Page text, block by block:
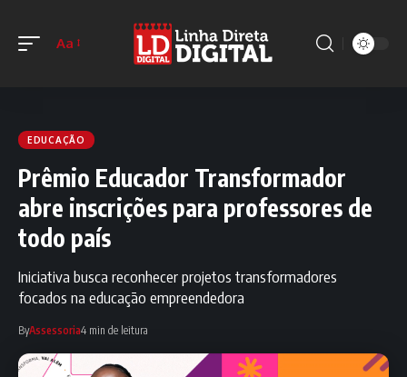
Aa
EDUCAÇÃO
Prêmio Educador Transformador
abre inscrições para professores de
todo país
Iniciativa busca reconhecer projetos transformadores
focados na educação empreendedora
ByAssessoria4 min de leitura